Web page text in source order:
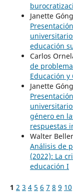
Janette
Presentación
educación
Carlos
de
Educación y
Janette
Presentación
género en
respuestas
Walter
Análisis de
(2022): La
educación I
1 2 3 4 5 6 7 8 9 10